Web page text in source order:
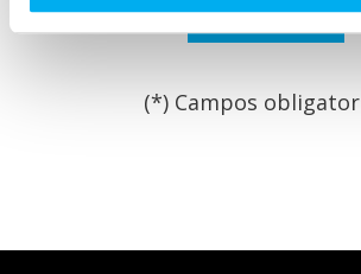
(*) Campos